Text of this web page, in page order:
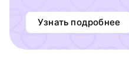
Узнать подробнее